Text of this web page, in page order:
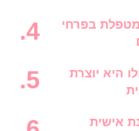
מטפלת בפרחי
היא יוצרת
אישית